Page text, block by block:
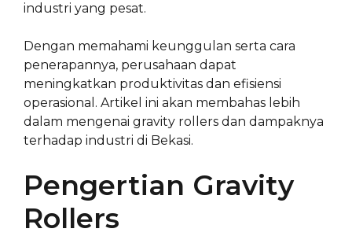
industri yang pesat.
Dengan memahami keunggulan serta cara
penerapannya, perusahaan dapat
meningkatkan produktivitas dan efisiensi
operasional. Artikel ini akan membahas lebih
dalam mengenai gravity rollers dan dampaknya
terhadap industri di Bekasi.
Pengertian Gravity
Rollers